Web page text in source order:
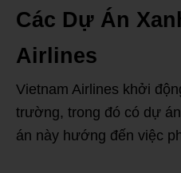
Các Dự Án
Airlines
Vietnam Airlines khởi
trường, trong đó có dự
án này hướng đến việc